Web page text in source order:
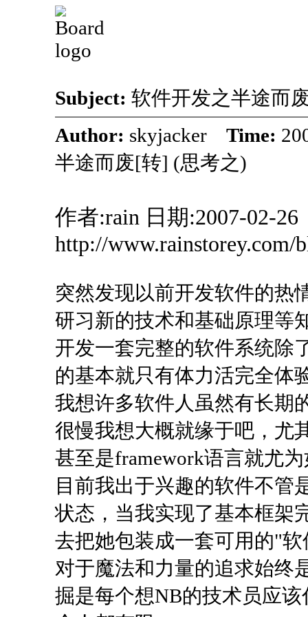
Subject: 软件开发之半途而
Author: skyjacker Time:
半途而废[转] (思考之)
作者:rain 日期:2007-02-26
http://www.rainstorey.com/
突然发现以前开发软件的热
研习新的技术和基础原理等
开发一套完整的软件系统除
的基本就只有体力活完全体
我想许多软件人虽然有长期
很慢我想大概就缘于吧，尤
甚至是framework语言就尤
目前我出于兴趣的软件不管
状态，当我实现了基本框架
去把她包装成一套可用的"
对于魔法和力量的追求始终
掘是每个想NB的技术员应